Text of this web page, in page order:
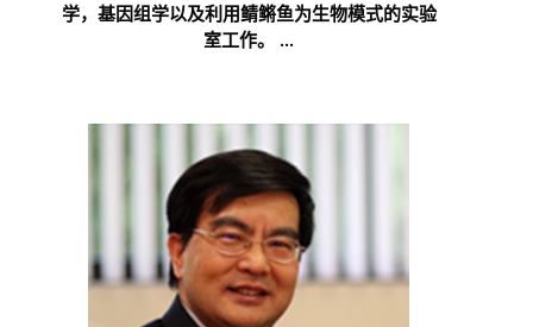
学，基因组学以及利用鲭鳉鱼为生物模式的实验
室工作。 ...